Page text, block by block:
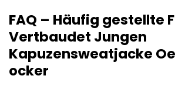
FAQ – Häufig gestellte
Vertbaudet Jungen
Kapuzensweatjacke
ocker